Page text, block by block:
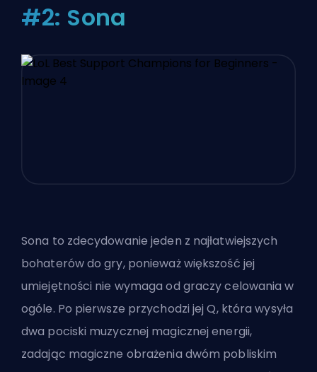
#2: Sona
Sona to zdecydowanie jeden z najłatwiejszych
bohaterów do gry, ponieważ większość jej
umiejętności nie wymaga od graczy celowania w
ogóle. Po pierwsze przychodzi jej Q, która wysyła
dwa pociski muzycznej magicznej energii,
zadając magiczne obrażenia dwóm pobliskim